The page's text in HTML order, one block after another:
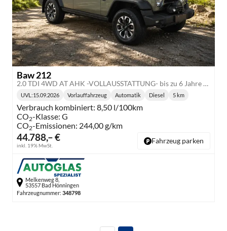
Baw 212
2.0 TDI 4WD AT AHK -VOLLAUSSTATTUNG- bis zu 6 Jahre Garantie
44.788,– €
inkl. 19% MwSt.
UVL :15.09.2026 Vorlauffahrzeug Automatik Diesel 5 km
Verbrauch kombiniert: 8,50 l/100km
CO2-Klasse: G
CO2-Emissionen: 244,00 g/km
Fahrzeug parken
Melkenweg 8,
53557 Bad Hönningen
Fahrzeugnummer: 348798